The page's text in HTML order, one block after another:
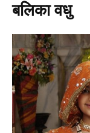
बलिका वधु